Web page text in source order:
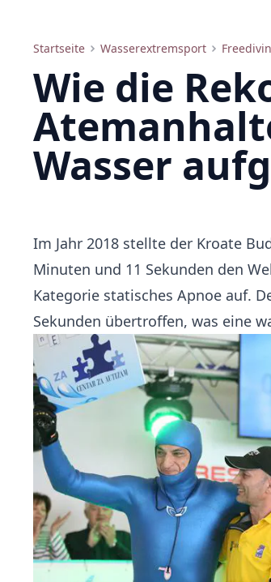
Startseite Wasserextremsport
Wie Weltrekorde im Atemanhalten 2018 erreicht werden
Wie die
Wasser
Im Jahr 2018 stellte der Kroate
Minuten und 11 Sekunden den
Kategorie statisches Apnoe auf.
Sekunden übertroffen, was eine